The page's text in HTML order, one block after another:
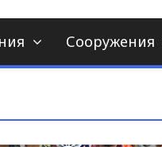
Сооружения